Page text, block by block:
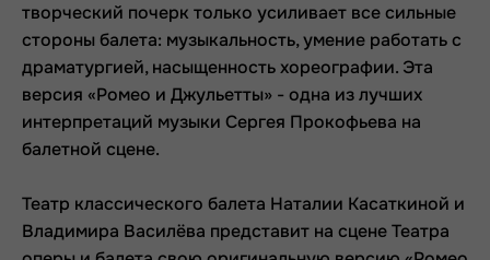
творческий почерк только усиливает все сильные
стороны балета: музыкальность, умение работать с
драматургией, насыщенность хореографии. Эта
версия «Ромео и Джульетты» - одна из лучших
интерпретаций музыки Сергея Прокофьева на
балетной сцене.
Театр классического балета Наталии Касаткиной и
Владимира Василёва представит на сцене Театра